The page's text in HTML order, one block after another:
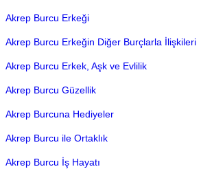
Akrep Burcu Erkeği
Akrep Burcu Erkeğin Diğer Burçlarla İlişkileri
Akrep Burcu Erkek, Aşk ve Evlilik
Akrep Burcu Güzellik
Akrep Burcuna Hediyeler
Akrep Burcu ile Ortaklık
Akrep Burcu İş Hayatı